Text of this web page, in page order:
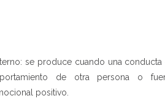
se produce cuando una conducta
de otra persona o
positivo.